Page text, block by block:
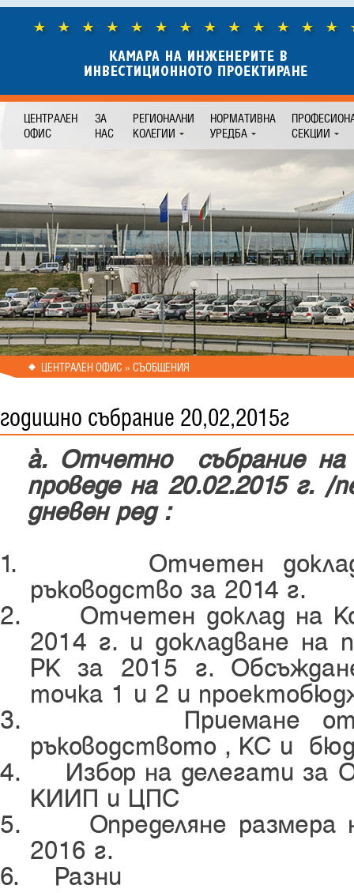
ЦЕНТРАЛЕН
ОФИС
ЗА
НАС
РЕГИОНАЛНИ
КОЛЕГИИ
НОРМАТИВНА
УРЕДБА
СЕКЦИИ
ЦЕНТРАЛЕН ОФИС » СЪОБЩЕНИЯ
годишно събрание 20,02,2015г
І. Отчетно
събрание
проведена 20.02.2015 г. /
дневен ред :
1.
Отчетен
ръководство за 2014 г.
2.
Отчетeн доклад на
2014 г. и докладване на
РК за 201 5 г.
точка 1 и 2 и
3.
Приемане
ръководството , КС и
4.
Избор на делегати за
КИИП и ЦПС
5.
Определяне размера
2016 г.
6.
Разни